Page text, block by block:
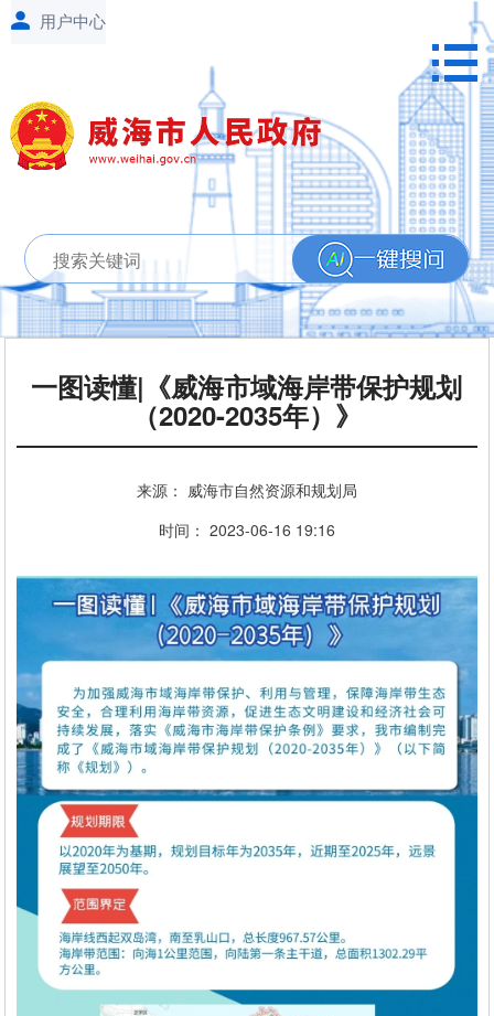
一图读懂|《威海市域海岸带保护规划
（2020-2035年）》
来源： 威海市自然资源和规划局
时间： 2023-06-16 19:16